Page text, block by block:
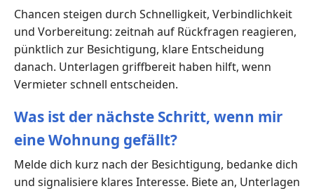
Chancen steigen durch Schnelligkeit, Verbindlichkeit
und Vorbereitung: zeitnah auf Rückfragen reagieren,
pünktlich zur Besichtigung, klare Entscheidung
danach. Unterlagen griffbereit haben hilft, wenn
Vermieter schnell entscheiden.
Was ist der nächste Schritt, wenn mir
eine Wohnung gefällt?
Melde dich kurz nach der Besichtigung, bedanke dich
und signalisiere klares Interesse. Biete an, Unterlagen